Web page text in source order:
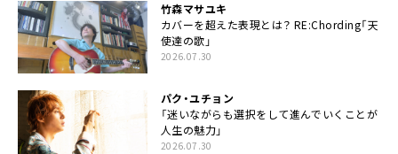
竹森マサユキ
カバーを超えた表現とは？ RE:Chording「天
使達の歌」
2026.07.30
パク・ユチョン
「迷いながらも選択をして進んでいくことが
人生の魅力」
2026.07.30